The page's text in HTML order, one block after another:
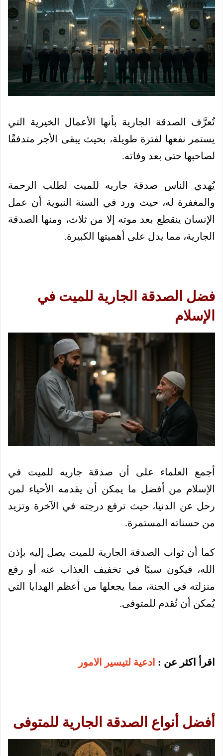
تُعرَّف الصدقة الجارية بأنها الأعمال الخيرية التي
يستمر نفعها لفترة طويلة، بحيث يبقى الأجر متدفقًا
لصاحبها حتى بعد وفاته.
يُهدي الناس صدقة جاريه للميت لطلب الرحمة
والمغفرة له، حيث ورد في السنة النبوية أن عمل
الإنسان ينقطع بعد موته إلا من ثلاث، ومنها الصدقة
الجارية، مما يدل على أهميتها الكبيرة.
فضل الصدقة الجارية للميت في
الإسلام
أجمع العلماء على أن صدقة جاريه للميت في
الإسلام من أفضل ما يمكن أن يقدمه الأحياء لمن
رحل عن الدنيا، حيث ترفع درجته في الآخرة وتزيد
من حسناته المستمرة.
كما أن ثواب الصدقة الجارية للميت يصل إليه بإذن
الله، فيكون سببًا في تخفيف العذاب عنه أو رفع
منزلته في الجنة، مما يجعلها من أعظم الهدايا التي
يُمكن أن تُقدم للمتوفى.
اقرأ اكثر عن : ادعية لتيسير الامور
أفضل أنواع الصدقة الجارية للمتوفى